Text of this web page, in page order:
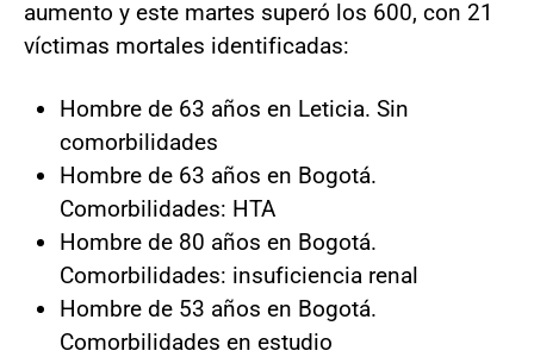
aumento y este martes superó los 600, con 21
víctimas mortales identificadas:
Hombre de 63 años en Leticia. Sin
comorbilidades
Hombre de 63 años en Bogotá.
Comorbilidades: HTA
Hombre de 80 años en Bogotá.
Comorbilidades: insuficiencia renal
Hombre de 53 años en Bogotá.
Comorbilidades en estudio